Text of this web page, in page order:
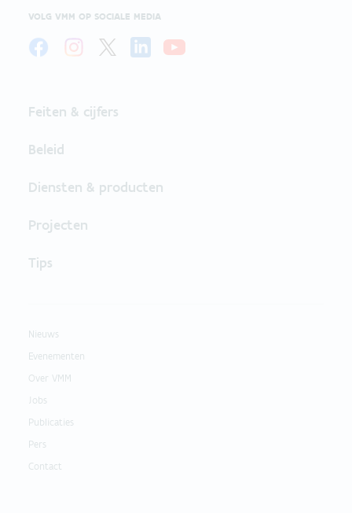
VOLG VMM OP SOCIALE MEDIA
Feiten & cijfers
Beleid
Diensten & producten
Projecten
Tips
Nieuws
Evenementen
Over VMM
Jobs
Publicaties
Pers
Contact